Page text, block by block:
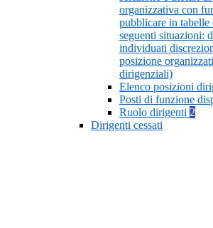
organizzativa con
pubblicare in tabelle
seguenti situazioni:
individuati
posizione
dirigenziali)
Elenco posizioni
Posti di funzione
Ruolo dirigenti 2
Dirigenti cessati